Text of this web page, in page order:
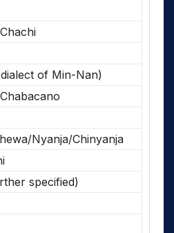
of Min-Nan)
Nyanja/Chinyanja
specified)